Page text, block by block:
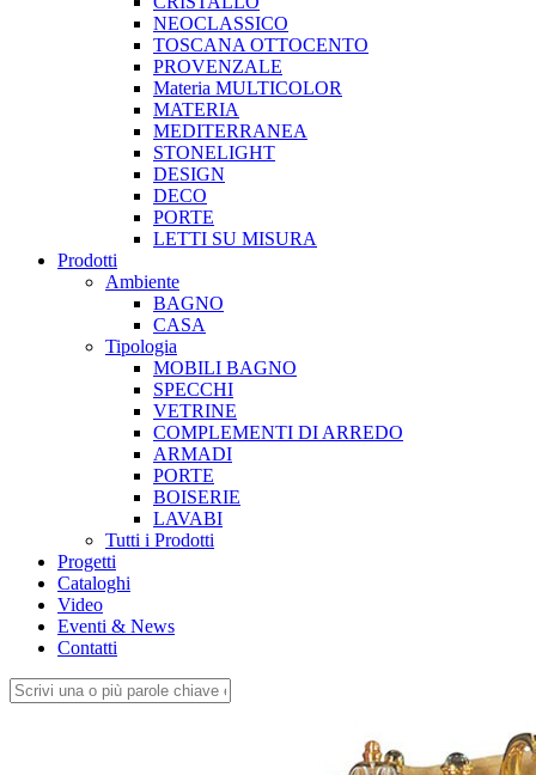
NEOCLASSICO
TOSCANA OTTOCENTO
PROVENZALE
Materia MULTICOLOR
MATERIA
MEDITERRANEA
STONELIGHT
DESIGN
DECO
PORTE
LETTI SU MISURA
Prodotti
Ambiente
BAGNO
CASA
Tipologia
MOBILI BAGNO
SPECCHI
VETRINE
COMPLEMENTI DI ARREDO
ARMADI
PORTE
BOISERIE
LAVABI
Tutti i Prodotti
Progetti
Cataloghi
Video
Eventi & News
Contatti